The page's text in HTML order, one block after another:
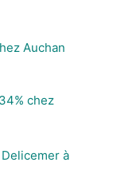
Auchan
chez
à